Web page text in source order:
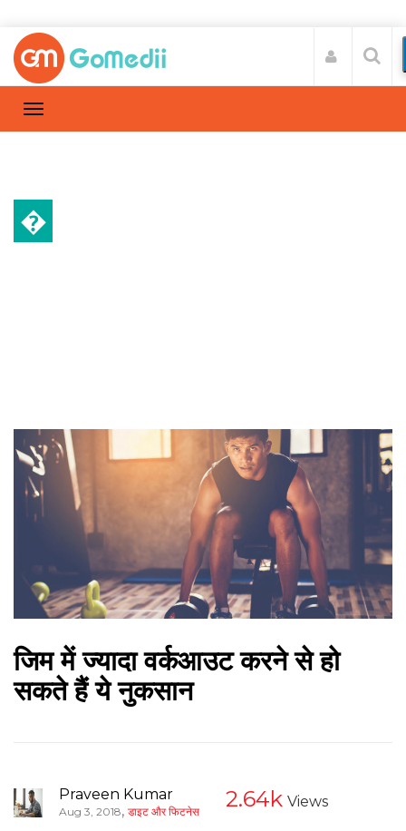
�
जिम में ज्‍यादा वर्कआउट करने से हो
सकते हैं ये नुकसान
Praveen Kumar
Aug 3, 2018, डाइट और फिटनेस 2.64k Views